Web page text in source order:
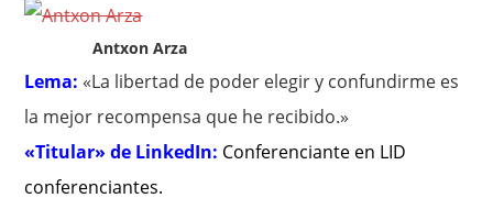
Antxon Arza
Lema: «La libertad de poder elegir y confundirme es
la mejor recompensa que he recibido.»
«Titular» de LinkedIn: Conferenciante en LID
conferenciantes.